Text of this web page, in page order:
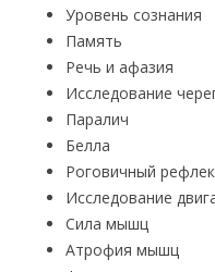
Уровень сознания
Память
Речь и афазия
Исследование
Паралич
Белла
Роговичный
Исследование
Сила мышц
Атрофия мышц